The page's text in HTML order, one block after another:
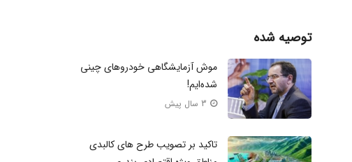
توصیه شده
موش آزمایشگاهی خودروهای چینی
شده‌ایم!
3 سال پیش
تاکید بر تصویب طرح های کالبدی